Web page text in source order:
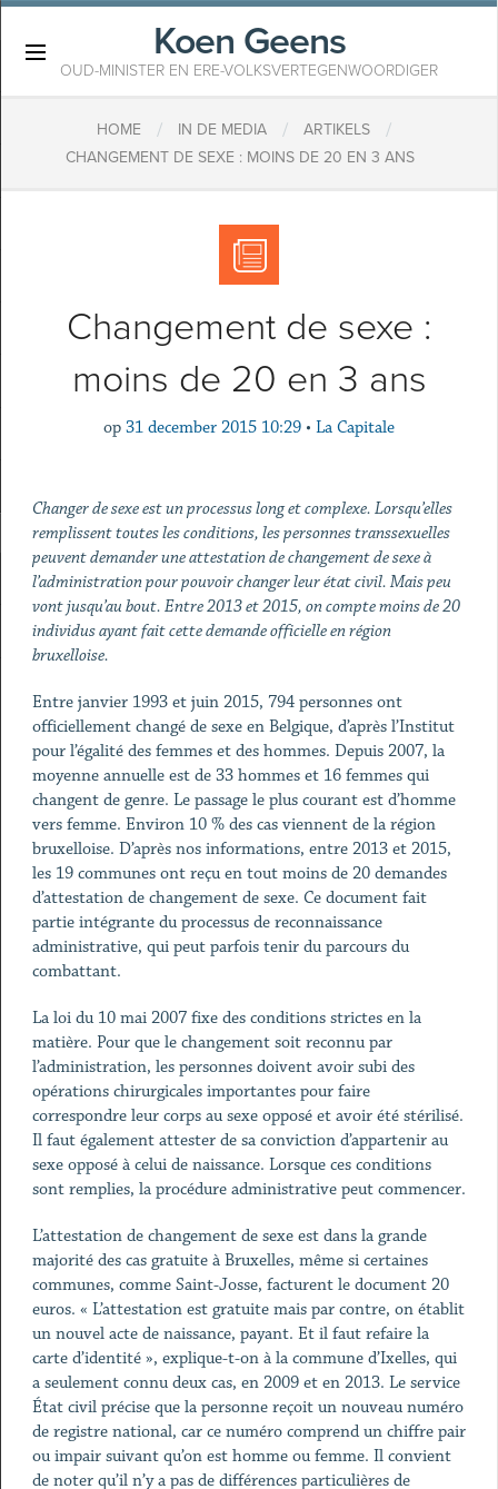
Koen Geens
OUD-MINISTER EN ERE-VOLKSVERTEGENWOORDIGER
HOME / IN DE MEDIA / ARTIKELS /
CHANGEMENT DE SEXE : MOINS DE 20 EN 3 ANS
Changement de sexe :
moins de 20 en 3 ans
op 31 december 2015 10:29 • La Capitale
Changer de sexe est un processus long et complexe. Lorsqu’elles
remplissent toutes les conditions, les personnes transsexuelles
peuvent demander une attestation de changement de sexe à
l’administration pour pouvoir changer leur état civil. Mais peu
vont jusqu’au bout. Entre 2013 et 2015, on compte moins de 20
individus ayant fait cette demande officielle en région
bruxelloise.
Entre janvier 1993 et juin 2015, 794 personnes ont
officiellement changé de sexe en Belgique, d’après l’Institut
pour l’égalité des femmes et des hommes. Depuis 2007, la
moyenne annuelle est de 33 hommes et 16 femmes qui
changent de genre. Le passage le plus courant est d’homme
vers femme. Environ 10 % des cas viennent de la région
bruxelloise. D’après nos informations, entre 2013 et 2015,
les 19 communes ont reçu en tout moins de 20 demandes
d’attestation de changement de sexe. Ce document fait
partie intégrante du processus de reconnaissance
administrative, qui peut parfois tenir du parcours du
combattant.
La loi du 10 mai 2007 fixe des conditions strictes en la
matière. Pour que le changement soit reconnu par
l’administration, les personnes doivent avoir subi des
opérations chirurgicales importantes pour faire
correspondre leur corps au sexe opposé et avoir été stérilisé.
Il faut également attester de sa conviction d’appartenir au
sexe opposé à celui de naissance. Lorsque ces conditions
sont remplies, la procédure administrative peut commencer.
L’attestation de changement de sexe est dans la grande
majorité des cas gratuite à Bruxelles, même si certaines
communes, comme Saint-Josse, facturent le document 20
euros. « L’attestation est gratuite mais par contre, on établit
un nouvel acte de naissance, payant. Et il faut refaire la
carte d’identité », explique-t-on à la commune d’Ixelles, qui
a seulement connu deux cas, en 2009 et en 2013. Le service
État civil précise que la personne reçoit un nouveau numéro
de registre national, car ce numéro comprend un chiffre pair
ou impair suivant qu’on est homme ou femme. Il convient
de noter qu’il n’y a pas de différences particulières de